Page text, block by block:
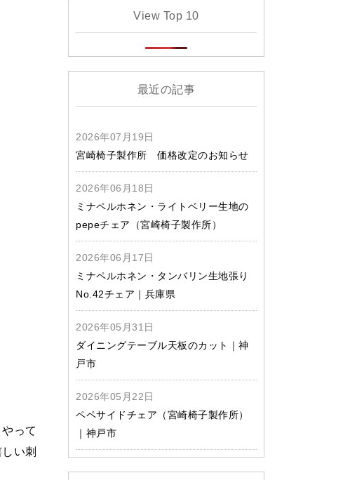
って
い刺
View Top 10
最近の記事
2026年07月19日
宮崎椅子製作所 価格改定のお知らせ
2026年06月18日
ミナペルホネン・ライトベリー生地の
pepeチェア（宮崎椅子製作所）
2026年06月17日
ミナペルホネン・タンバリン生地張り
No.42チェア｜兵庫県
2026年05月31日
ダイニングテーブル天板のカット｜神
戸市
2026年05月22日
ペペサイドチェア（宮崎椅子製作所）
｜神戸市